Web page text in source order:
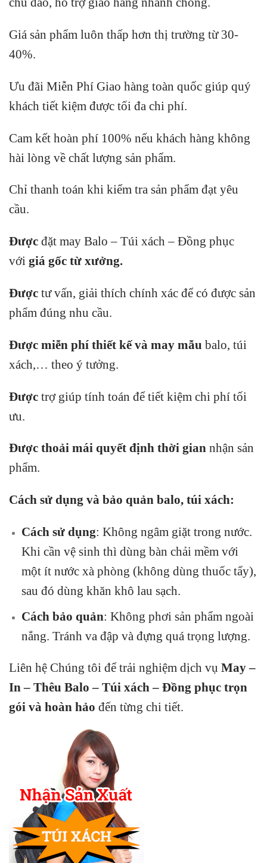
Giá sản phẩm luôn thấp hơn thị trường từ 30-
40%.
Ưu đãi Miễn Phí Giao hàng toàn quốc giúp quý
khách tiết kiệm được tối đa chi phí.
Cam kết hoàn phí 100% nếu khách hàng không
hài lòng về chất lượng sản phẩm.
Chỉ thanh toán khi kiểm tra sản phẩm đạt yêu
cầu.
Được đặt may Balo – Túi xách – Đồng phục
với giá gốc từ xưởng.
Được tư vấn, giải thích chính xác để có được sản
phẩm đúng nhu cầu.
Được miễn phí thiết kế và may mẫu balo, túi
xách,… theo ý tưởng.
Được trợ giúp tính toán để tiết kiệm chi phí tối
ưu.
Được thoải mái quyết định thời gian nhận sản
phẩm.
Cách sử dụng và bảo quản balo, túi xách:
Cách sử dụng: Không ngâm giặt trong nước.
Khi cần vệ sinh thì dùng bàn chải mềm với
một ít nước xà phòng (không dùng thuốc tẩy),
sau đó dùng khăn khô lau sạch.
Cách bảo quản: Không phơi sản phẩm ngoài
nắng. Tránh va đập và đựng quá trọng lượng.
Liên hệ Chúng tôi để trải nghiệm dịch vụ May –
In – Thêu Balo – Túi xách – Đồng phục trọn
gói và hoàn hảo đến từng chi tiết.